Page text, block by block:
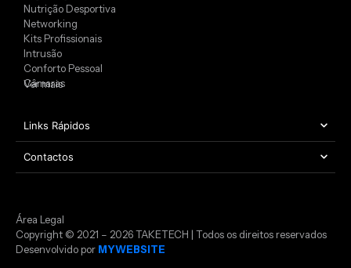
Nutrição Desportiva
Networking
Kits Profissionais
Intrusão
Conforto Pessoal
Câmaras
Ver mais
Links Rápidos
Contactos
Copyright © 2021 – 2026 TAKETECH | Todos os direitos reservados
Desenvolvido por MYWEBSITE
Área Legal